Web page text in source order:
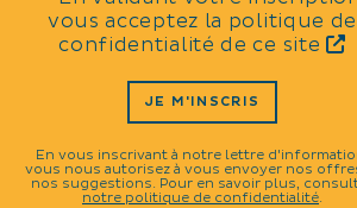
vous acceptez la politique de
confidentialité de ce site
JE M'INSCRIS
En vous inscrivant à notre lettre
vous nous autorisez à vous envoyer nos
nos suggestions. Pour en savoir plus,
notre politique de confidentialité.